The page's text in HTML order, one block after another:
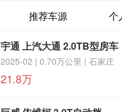
推荐车源 个
宇通 上汽大通 2.0TB型房车
2025-02 | 0.70万公里 | 石家庄
21.8万